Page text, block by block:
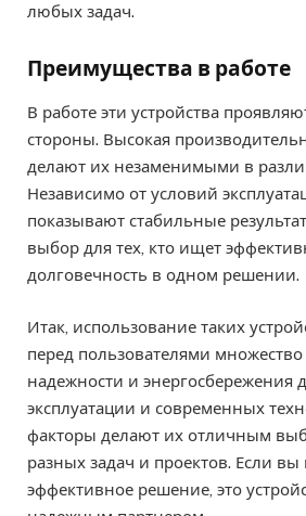
любых задач.
Преимущества в работе
В работе эти устройства
стороны. Высокая
делают их незаменимыми в
Независимо от условий
показывают стабильные
выбор для тех, кто ищет
долговечность в одном решении.
Итак, использование таких
перед пользователями
надежности и энергосбережения
эксплуатации и современных
факторы делают их отличным
разных задач и проектов. Если
эффективное решение, это